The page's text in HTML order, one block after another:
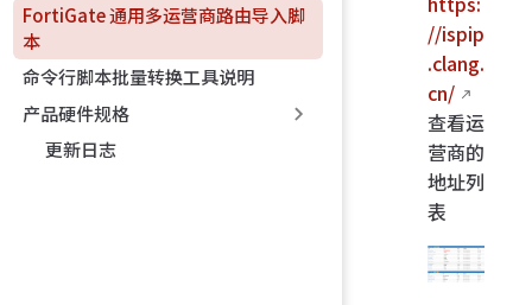
FortiGate 通用多运营商路由导入脚
本
命令行脚本批量转换工具说明
产品硬件规格
更新日志
//ispip
.clang.
cn/
查看运
营商的
地址列
表